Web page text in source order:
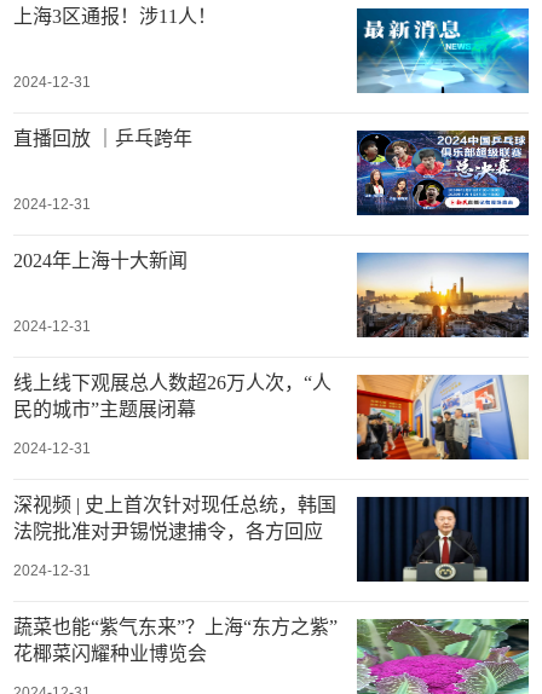
上海3区通报！涉11人！
2024-12-31
直播回放 ｜乒乓跨年
2024-12-31
2024年上海十大新闻
2024-12-31
线上线下观展总人数超26万人次，“人
民的城市”主题展闭幕
2024-12-31
深视频 | 史上首次针对现任总统，韩国
法院批准对尹锡悦逮捕令，各方回应
2024-12-31
蔬菜也能“紫气东来”？上海“东方之紫”
花椰菜闪耀种业博览会